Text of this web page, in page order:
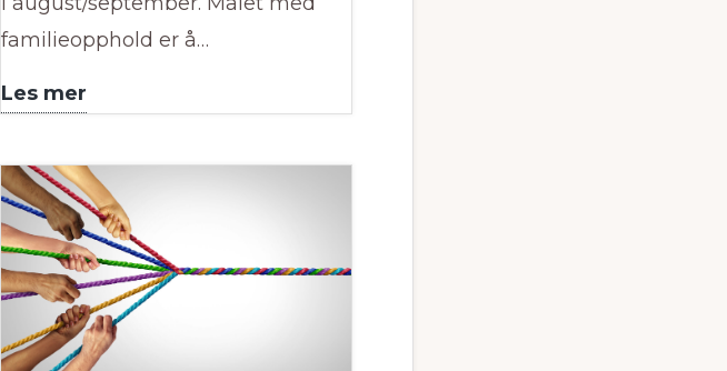
familieopphold er å…
Les mer
for
å
delta
på
vårt
familieopphold